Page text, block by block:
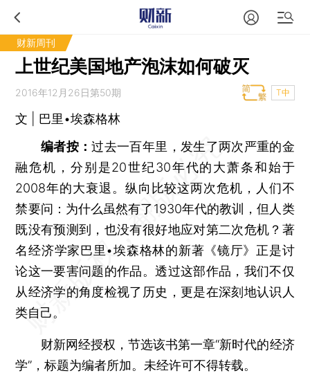
财新周刊
上世纪美国地产泡沫如何破灭
2016年12月26日第50期 T中
文 | 巴里•埃森格林
编者按：过去一百年里，发生了两次严重的金
融危机，分别是20世纪30年代的大萧条和始于
2008年的大衰退。纵向比较这两次危机，人们不
禁要问：为什么虽然有了1930年代的教训，但人类
既没有预测到，也没有很好地应对第二次危机？著
名经济学家巴里•埃森格林的新著《镜厅》正是讨
论这一要害问题的作品。透过这部作品，我们不仅
从经济学的角度检视了历史，更是在深刻地认识人
类自己。
财新网经授权，节选该书第一章“新时代的经济
学”，标题为编者所加。未经许可不得转载。